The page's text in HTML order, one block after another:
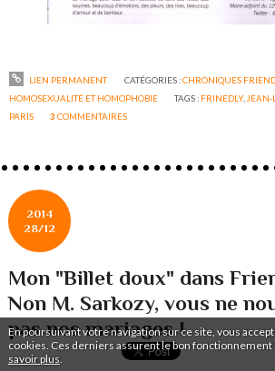
En poursuivant votre navigation sur ce site, vous
cookies. Ces derniers assurent le bon fonctionnement
savoir plus
LIEN PERMANENT CATÉGORIES :CHRONIQUES
HOMOSEXUALITÉ ET HOMOPHOBIE
TAGS : FRINEDLY, JEAN-
PARIS
3 COMMENTAIRES
2014
28/12
Mon "Billet doux" dans
Non M. Sarkozy, vous ne
pas nos mariages !